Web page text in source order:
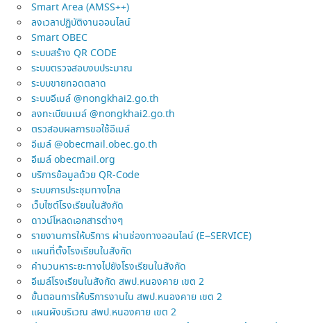
Smart Area (AMSS++)
ลงเวลาปฏิบัติงานออนไลน์
Smart OBEC
ระบบสร้าง QR CODE
ระบบตรวจสอบงบประมาณ
ระบบขายทอดตลาด
ระบบอีเมล์ @nongkhai2.go.th
ลงทะเบียนเมล์ @nongkhai2.go.th
ตรวสอบผลการขอใช้อีเมล์
อีเมล์ @obecmail.obec.go.th
อีเมล์ obecmail.org
บริการข้อมูลด้วย QR-Code
ระบบการประชุมทางไกล
เว็บไซต์โรงเรียนในสังกัด
ดาวน์โหลดเอกสารต่างๆ
รายงานการให้บริการ ผ่านช่องทางออนไลน์ (E–SERVICE)
แผนที่ตั้งโรงเรียนในสังกัด
คำนวนหาระยะทางไปยังโรงเรียนในสังกัด
อีเมล์โรงเรียนในสังกัด สพป.หนองคาย เขต 2
ขั้นตอนการให้บริการงานใน สพป.หนองคาย เขต 2
แผนผังบริเวณ สพป.หนองคาย เขต 2